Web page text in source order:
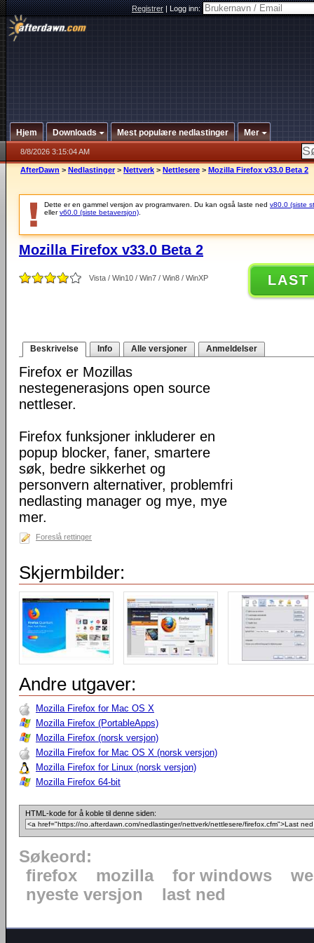
Registrer|Logg inn:
Hjem Downloads Mest populære nedlastinger Mer
8/8/2026 3:15:04 AM
AfterDawn > Nedlastinger > Nettverk > Nettlesere > Mozilla Firefox v33.0 Beta 2
Dette er en gammel versjon av programvaren. Du kan også laste ned v80.0 (siste
ellerv60.0 (siste betaversjon)
Mozilla Firefox v33.0 Beta 2
Vista / Win10 / Win7 / Win8 / WinXP LAST
Beskrivelse Info Alle versjoner Anmeldelser
Firefox er Mozillas
nestegenerasjons open source
nettleser.
Firefox funksjoner inkluderer en
popup blocker, faner, smartere
søk, bedre sikkerhet og
personvern alternativer, problemfri
nedlasting manager og mye, mye
mer.
Foreslå rettinger
Skjermbilder:
Andre utgaver:
Mozilla Firefox for Mac OS X
Mozilla Firefox (PortableApps)
Mozilla Firefox (norsk versjon)
Mozilla Firefox for Mac OS X (norsk versjon)
Mozilla Firefox for Linux (norsk versjon)
Mozilla Firefox 64-bit
HTML-kode for å koble til denne siden:
Søkeord:
firefox
mozilla for windows
nyeste versjon
last ned